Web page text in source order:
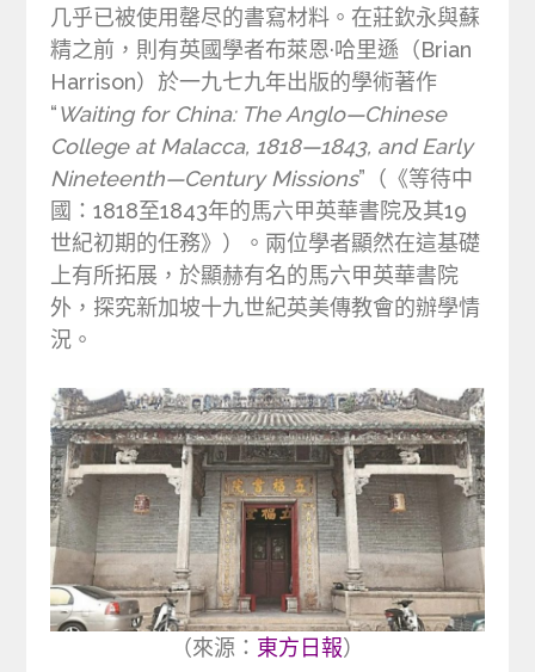
几乎已被使用罄尽的書寫材料。在莊欽永與蘇
精之前，則有英國學者布萊恩·哈里遜（Brian
Harrison）於一九七九年出版的學術著作
“Waiting for China: The Anglo—Chinese
College at Malacca, 1818—1843, and Early
Nineteenth—Century Missions”（《等待中
國：1818至1843年的馬六甲英華書院及其19
世紀初期的任務》）。兩位學者顯然在這基礎
上有所拓展，於顯赫有名的馬六甲英華書院
外，探究新加坡十九世紀英美傳教會的辦學情
況。
（來源： 東方日報）